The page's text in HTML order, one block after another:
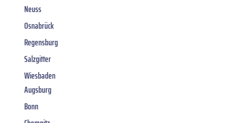
Neuss
Osnabrück
Regensburg
Salzgitter
Wiesbaden
Augsburg
Bonn